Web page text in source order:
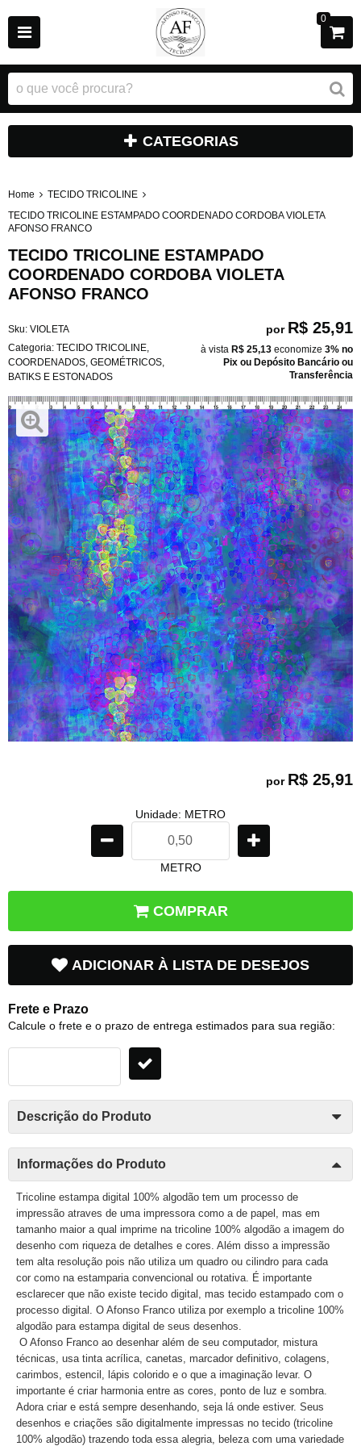
0
CATEGORIAS
Home
TECIDO TRICOLINE
TECIDO TRICOLINE ESTAMPADO COORDENADO CORDOBA VIOLETA
AFONSO FRANCO
TECIDO TRICOLINE ESTAMPADO
COORDENADO CORDOBA VIOLETA
AFONSO FRANCO
Sku: VIOLETA
Categoria: TECIDO TRICOLINE
COORDENADOS GEOMÉTRICOS
BATIKS E ESTONADOS
por R$ 25,91
à vista R$ 25,13 economize 3% no
Pix ou Depósito Bancário ou
Transferência
por R$ 25,91
Unidade: METRO
METRO
COMPRAR
ADICIONAR À LISTA DE DESEJOS
Frete e Prazo
Calcule o frete e o prazo de entrega estimados para sua região:
Descrição do Produto
Informações do Produto
Tricoline estampa digital 100% algodão tem um processo de
impressão atraves de uma impressora como a de papel, mas em
tamanho maior a qual imprime na tricoline 100% algodão a imagem do
desenho com riqueza de detalhes e cores. Além disso a impressão
tem alta resolução pois não utiliza um quadro ou cilindro para cada
cor como na estamparia convencional ou rotativa. É importante
esclarecer que não existe tecido digital, mas tecido estampado com o
processo digital. O Afonso Franco utiliza por exemplo a tricoline 100%
algodão para estampa digital de seus desenhos.
O Afonso Franco ao desenhar além de seu computador, mistura
técnicas, usa tinta acrílica, canetas, marcador definitivo, colagens,
carimbos, estencil, lápis colorido e o que a imaginação levar. O
importante é criar harmonia entre as cores, ponto de luz e sombra.
Adora criar e está sempre desenhando, seja lá onde estiver. Seus
desenhos e criações são digitalmente impressas no tecido (tricoline
100% algodão) trazendo toda essa alegria, beleza com uma variedade